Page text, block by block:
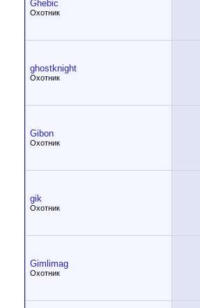
Ghebic
Охотник
ghostknight
Охотник
Gibon
Охотник
gik
Охотник
Gimlimag
Охотник